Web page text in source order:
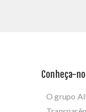
Conheça-
O grupo